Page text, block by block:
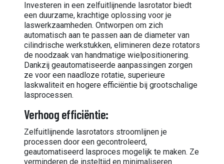
Investeren in een zelfuitlijnende lasrotator biedt
een duurzame, krachtige oplossing voor je
laswerkzaamheden. Ontworpen om zich
automatisch aan te passen aan de diameter van
cilindrische werkstukken, elimineren deze rotators
de noodzaak van handmatige wielpositionering.
Dankzij geautomatiseerde aanpassingen zorgen
ze voor een naadloze rotatie, superieure
laskwaliteit en hogere efficiëntie bij grootschalige
lasprocessen.
Verhoog efficiëntie:
Zelfuitlijnende lasrotators stroomlijnen je
processen door een gecontroleerd,
geautomatiseerd lasproces mogelijk te maken. Ze
verminderen de insteltijd en minimaliseren